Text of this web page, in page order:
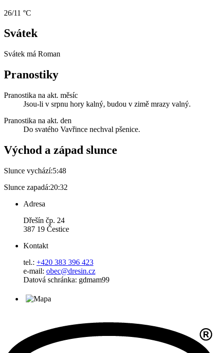
26/11 °C
Svátek
Svátek má Roman
Pranostiky
Pranostika na akt. měsíc
Jsou-li v srpnu hory kalný, budou v zimě mrazy valný.
Pranostika na akt. den
Do svatého Vavřince nechval pšenice.
Východ a západ slunce
Slunce vychází:5:48
Slunce zapadá:20:32
Adresa
Dřešín čp. 24
387 19 Čestice
Kontakt
tel.: +420 383 396 423
e-mail: obec@dresin.cz
Datová schránka: gdmam99